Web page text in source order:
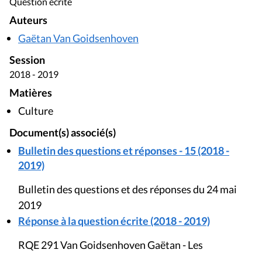
Auteurs
Gaëtan Van Goidsenhoven
Session
2018 - 2019
Matières
Culture
Document(s) associé(s)
Bulletin des questions et réponses - 15 (2018 -
2019)
Bulletin des questions et des réponses du 24 mai
2019
Réponse à la question écrite (2018 - 2019)
RQE 291 Van Goidsenhoven Gaëtan - Les